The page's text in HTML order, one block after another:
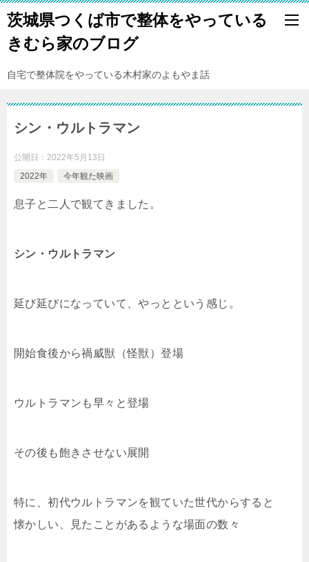
茨城県つくば市で整体をやっている
きむら家のブログ
自宅で整体院をやっている木村家のよもやま話
シン・ウルトラマン
公開日： 2022年5月13日
2022年
今年観た映画
息子と二人で観てきました。
シン・ウルトラマン
延び延びになっていて、やっとという感じ。
開始食後から禍威獣（怪獣）登場
ウルトラマンも早々と登場
その後も飽きさせない展開
特に、初代ウルトラマンを観ていた世代からすると
懐かしい、見たことがあるような場面の数々